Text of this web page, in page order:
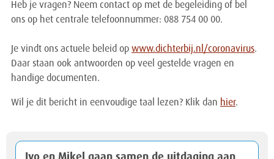
Heb je vragen? Neem contact op met de begeleiding of bel
ons op het centrale telefoonnummer: 088 754 00 00.
Je vindt ons actuele beleid op www.dichterbij.nl/coronavirus.
Daar staan ook antwoorden op veel gestelde vragen en
handige documenten.
Wil je dit bericht in eenvoudige taal lezen? Klik dan hier.